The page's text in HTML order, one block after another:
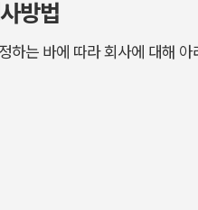
방법
하는 바에 따라 회사에 대해